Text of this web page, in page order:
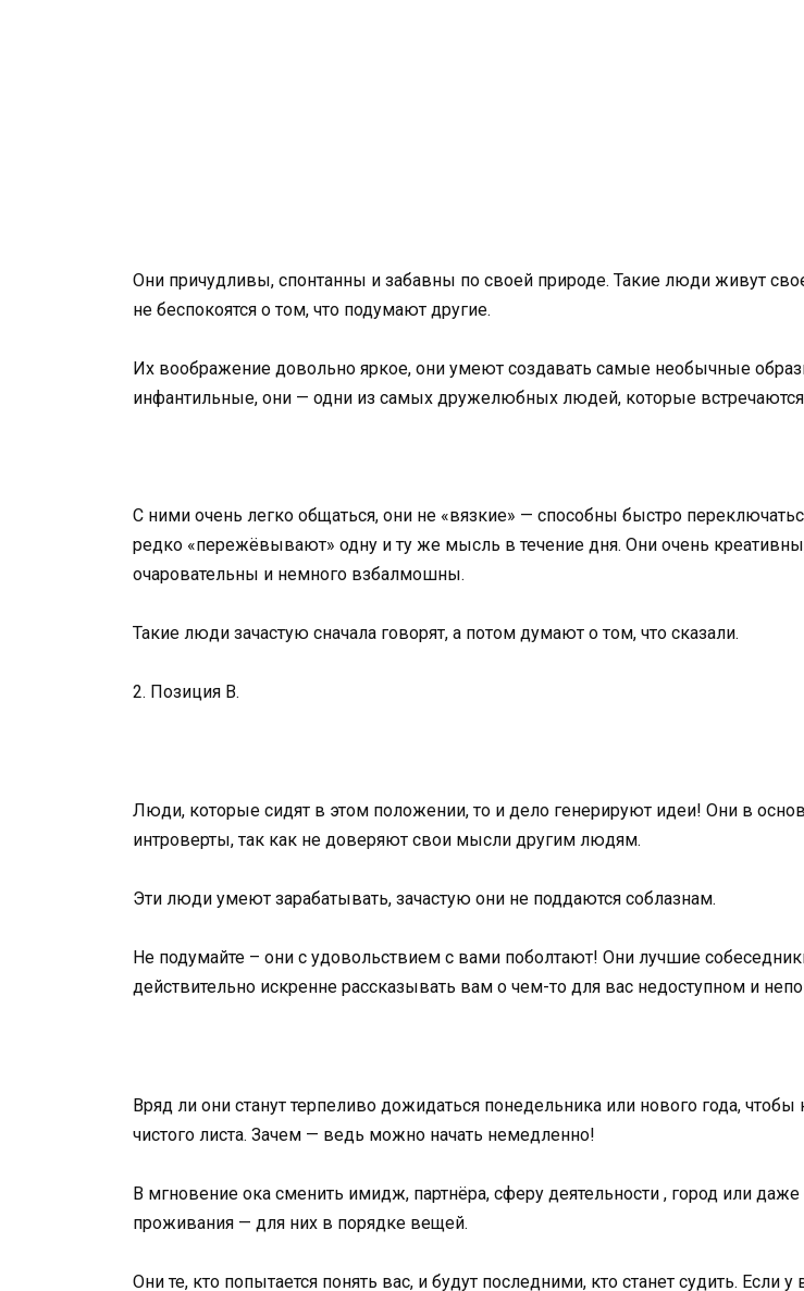
Они причудливы, спонтанны и забавны по своей природе. Такие люди живут
не беспокоятся о том, что подумают другие.
Их воображение довольно яркое, они умеют создавать самые необычные
инфантильные, они — одни из самых дружелюбных людей, которые
С ними очень легко общаться, они не «вязкие» — способны быстро
редко «пережёвывают» одну и ту же мысль в течение дня. Они очень
очаровательны и немного взбалмошны.
Такие люди зачастую сначала говорят, а потом думают о том, что сказали.
2. Позиция B.
Люди, которые сидят в этом положении, то и дело генерируют идеи! Они в
интроверты, так как не доверяют свои мысли другим людям.
Эти люди умеют зарабатывать, зачастую они не поддаются соблазнам.
Не подумайте – они с удовольствием с вами поболтают! Они лучшие
действительно искренне рассказывать вам о чем-то для вас недоступном и
Вряд ли они станут терпеливо дожидаться понедельника или нового года, чтобы
чистого листа. Зачем — ведь можно начать немедленно!
В мгновение ока сменить имидж, партнёра, сферу деятельности , город или даже
проживания — для них в порядке вещей.
Они те, кто попытается понять вас, и будут последними, кто станет судить. Если